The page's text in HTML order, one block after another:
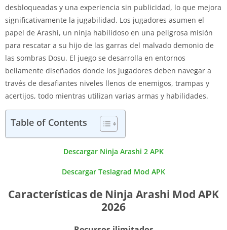
desbloqueadas y una experiencia sin publicidad, lo que mejora
significativamente la jugabilidad. Los jugadores asumen el
papel de Arashi, un ninja habilidoso en una peligrosa misión
para rescatar a su hijo de las garras del malvado demonio de
las sombras Dosu. El juego se desarrolla en entornos
bellamente diseñados donde los jugadores deben navegar a
través de desafiantes niveles llenos de enemigos, trampas y
acertijos, todo mientras utilizan varias armas y habilidades.
Table of Contents
Descargar Ninja Arashi 2 APK
Descargar Teslagrad Mod APK
Características de Ninja Arashi Mod APK
2026